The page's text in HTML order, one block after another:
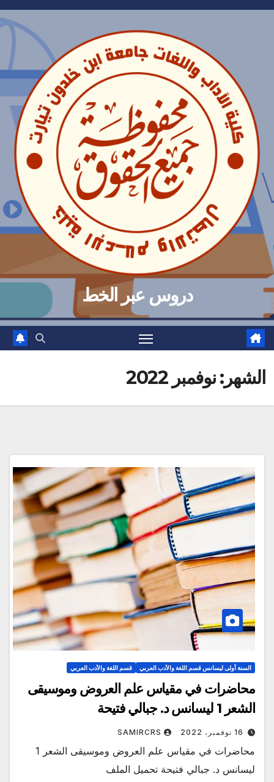
Skip
دروس عبر الخط
الشهر:نوفمبر 2022
السنة أولى ليسانس قسم اللغة والأدب العربي قسم اللغة والأدب العربي
محاضرات في مقياس علم العروض وموسيقى
الشعر 1 ليسانس د. جبالي فتيحة
16 نوفمبر، 2022 SAMIRCRS
محاضرات في مقياس علم العروض وموسيقى الشعر 1
ليسانس د. جبالي فتيحة تحميل الملف